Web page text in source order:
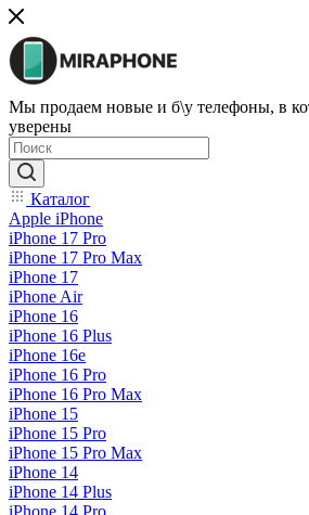
Мы продаем новые и б\у телефоны, в
уверены
Каталог
Apple iPhone
iPhone 17 Pro
iPhone 17 Pro Max
iPhone 17
iPhone Air
iPhone 16
iPhone 16 Plus
iPhone 16e
iPhone 16 Pro
iPhone 16 Pro Max
iPhone 15
iPhone 15 Pro
iPhone 15 Pro Max
iPhone 14
iPhone 14 Plus
iPhone 14 Pro